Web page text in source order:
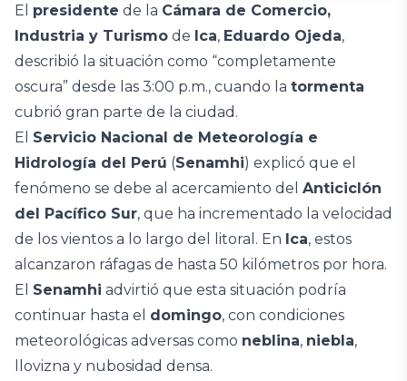
El presidente de la Cámara de Comercio,
Industria y Turismo de Ica, Eduardo Ojeda,
describió la situación como “completamente
oscura” desde las 3:00 p.m., cuando la tormenta
cubrió gran parte de la ciudad.
El Servicio Nacional de Meteorología e
Hidrología del Perú (Senamhi) explicó que el
fenómeno se debe al acercamiento del Anticiclón
del Pacífico Sur, que ha incrementado la velocidad
de los vientos a lo largo del litoral. En Ica, estos
alcanzaron ráfagas de hasta 50 kilómetros por hora.
El Senamhi advirtió que esta situación podría
continuar hasta el domingo, con condiciones
meteorológicas adversas como neblina, niebla,
llovizna y nubosidad densa.